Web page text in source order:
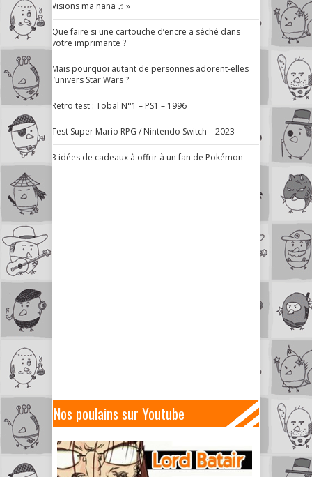
Visions ma nana ♫ »
Que faire si une cartouche d’encre a séché dans
votre imprimante ?
Mais pourquoi autant de personnes adorent-elles
l’univers Star Wars ?
Retro test : Tobal N°1 – PS1 – 1996
Test Super Mario RPG / Nintendo Switch – 2023
3 idées de cadeaux à offrir à un fan de Pokémon
Nos poulains sur Youtube